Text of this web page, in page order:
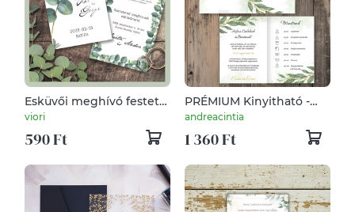
Esküvői meghívó festett
eukaliptusz levelekkel
viori
590 Ft
PRÉMIUM Kinyitható -
Greenery esküvői
andreacintia
1 360 Ft